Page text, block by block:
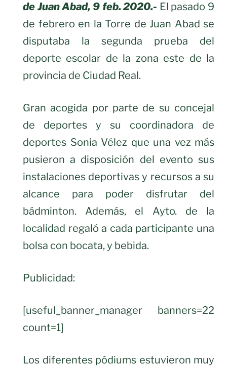
de Juan Abad, 9 feb. 2020.- El pasado 9
de febrero en la Torre de Juan Abad se
disputaba la segunda prueba del
deporte escolar de la zona este de la
provincia de Ciudad Real.
Gran acogida por parte de su concejal
de deportes y su coordinadora de
deportes Sonia Vélez que una vez más
pusieron a disposición del evento sus
instalaciones deportivas y recursos a su
alcance para poder disfrutar del
bádminton. Además, el Ayto. de la
localidad regaló a cada participante una
bolsa con bocata, y bebida.
Publicidad:
[useful_banner_manager banners=22
count=1]
Los diferentes pódiums estuvieron muy